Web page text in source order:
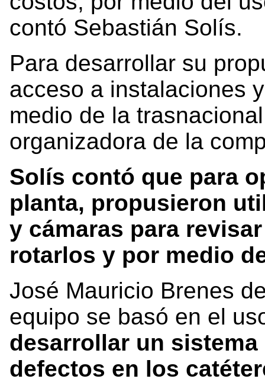
contó Sebastián Solís.
Para desarrollar su
acceso a instalaciones
medio de la
organizadora de la
Solís contó que para
planta, propusieron
y cámaras para
rotarlos y por medio
José Mauricio Brenes
equipo se basó en el
desarrollar un
defectos en los